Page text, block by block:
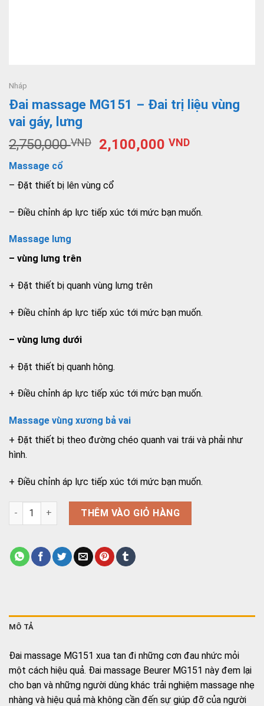
Nháp
Đai massage MG151 – Đai trị liệu vùng
vai gáy, lưng
2,750,000VND 2,100,000VND
Massage cổ
– Đặt thiết bị lên vùng cổ
– Điều chỉnh áp lực tiếp xúc tới mức bạn muốn.
Massage lưng
– vùng lưng trên
+ Đặt thiết bị quanh vùng lưng trên
+ Điều chỉnh áp lực tiếp xúc tới mức bạn muốn.
– vùng lưng dưới
+ Đặt thiết bị quanh hông.
+ Điều chỉnh áp lực tiếp xúc tới mức bạn muốn.
Massage vùng xương bả vai
+ Đặt thiết bị theo đường chéo quanh vai trái và phải như
hình.
+ Điều chỉnh áp lực tiếp xúc tới mức bạn muốn.
Đai massage MG151 - Đai trị liệu vùng vai gáy, lưng số lượng
THÊM VÀO GIỎ HÀNG
MÔ TẢ
Đai massage MG151 xua tan đi những cơn đau nhức mỏi
một cách hiệu quả. Đai massage Beurer MG151 này đem lại
cho bạn và những người dùng khác trải nghiệm massage nhẹ
nhàng và hiệu quả mà không cần đến sự giúp đỡ của người